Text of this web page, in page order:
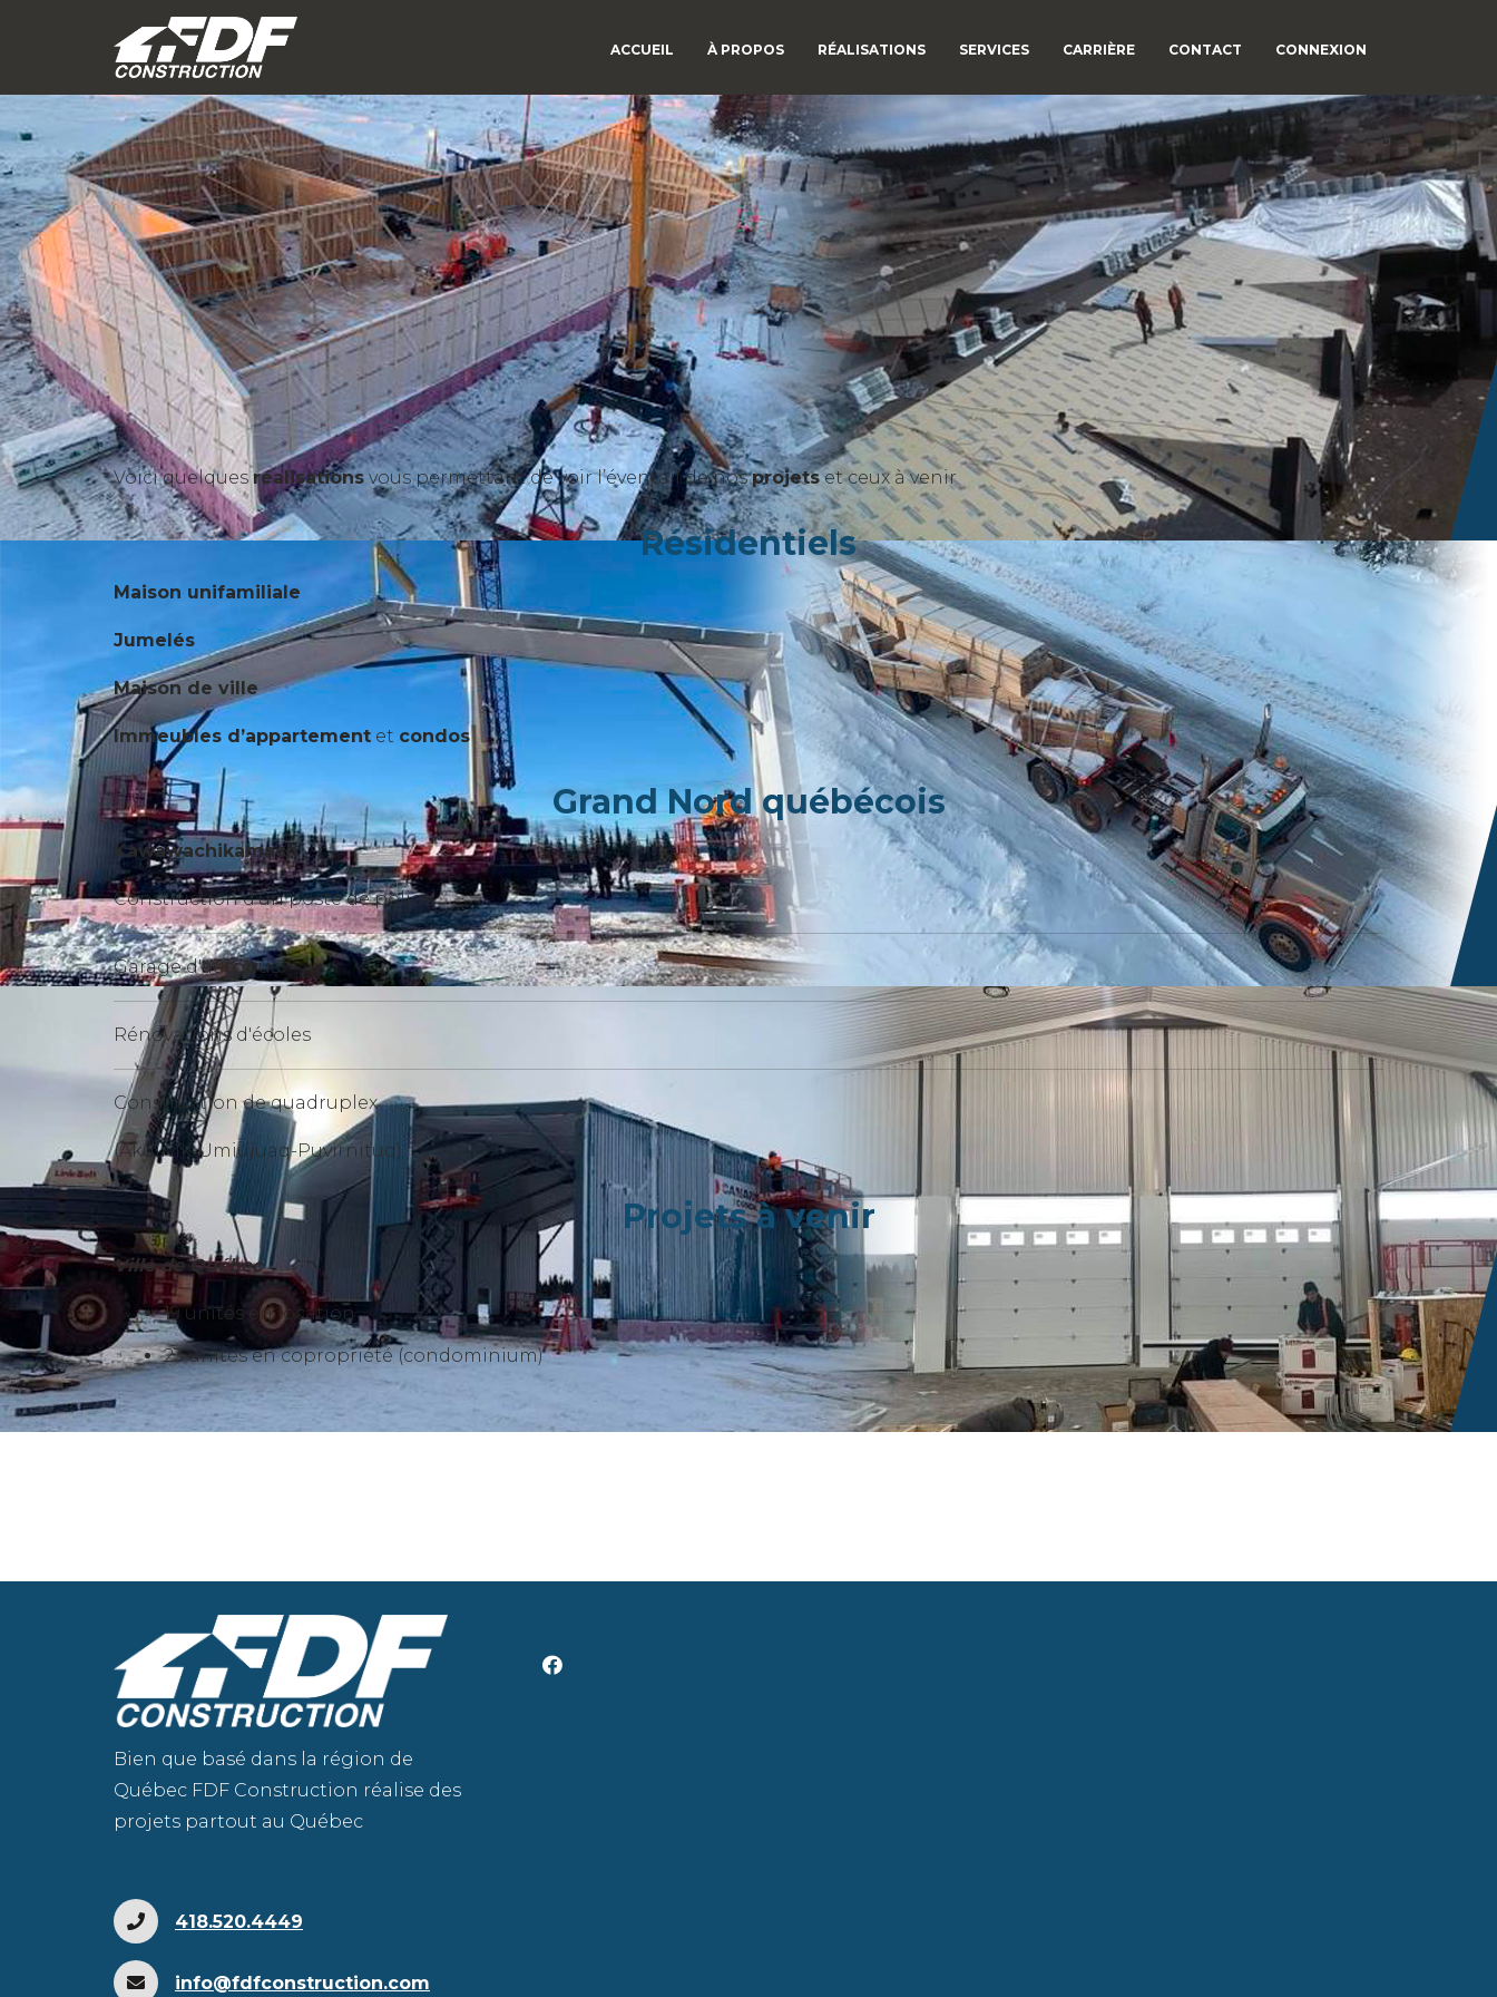
ACCUEIL À PROPOS RÉALISATIONS SERVICES CARRIÈRE CONTACT CONNEXION
Voici quelquesréalisations vous permettant de voir l’éventail de nosprojetset ceux à venir
Résidentiels
Maison unifamiliale
Jumelés
Maison de ville
Immeubles d’appartement et condos
Grand Nord québécois
Kawawachikamach
Construction d'un poste de police
Garage d'autobus
Rénovations d'écoles
Construction de quadruplex
(Akulivik-Umiujuaq-Puvirnituq)
Projets à venir
Ville de Québec
19 unités en location
23 unités en copropriété (condominium)
Bien que basé dans la région de
Québec FDF Construction réalise des
projets partout au Québec
418.520.4449
info@fdfconstruction.com